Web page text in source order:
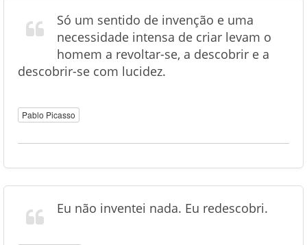
Só um sentido de invenção e uma
necessidade intensa de criar levam o
homem a revoltar-se, a descobrir e a
descobrir-se com lucidez.
Pablo Picasso
Eu não inventei nada. Eu redescobri.